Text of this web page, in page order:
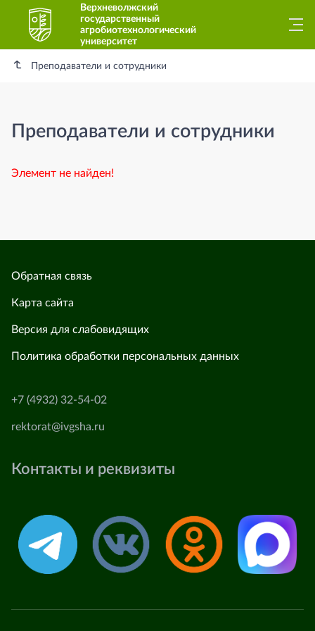
Верхневолжский
государственный
агробиотехнологический
университет
Преподаватели и сотрудники
Преподаватели и сотрудники
Элемент не найден!
Обратная связь
Карта сайта
Версия для слабовидящих
Политика обработки персональных данных
+7 (4932) 32-54-02
rektorat@ivgsha.ru
Контакты и реквизиты